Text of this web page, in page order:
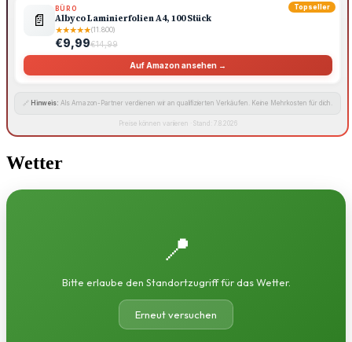
Topseller
📄
BÜRO
Albyco Laminierfolien A4, 100 Stück
★★★★★(11.800)
€9,99€14,99
Auf Amazon ansehen →
🔗 Hinweis: Als Amazon-Partner verdienen wir an qualifizierten Verkäufen. Keine Mehrkosten für dich.
Preise können variieren · Stand: 7.8.2026
Wetter
📍
Bitte erlaube den Standortzugriff für das Wetter.
Erneut versuchen